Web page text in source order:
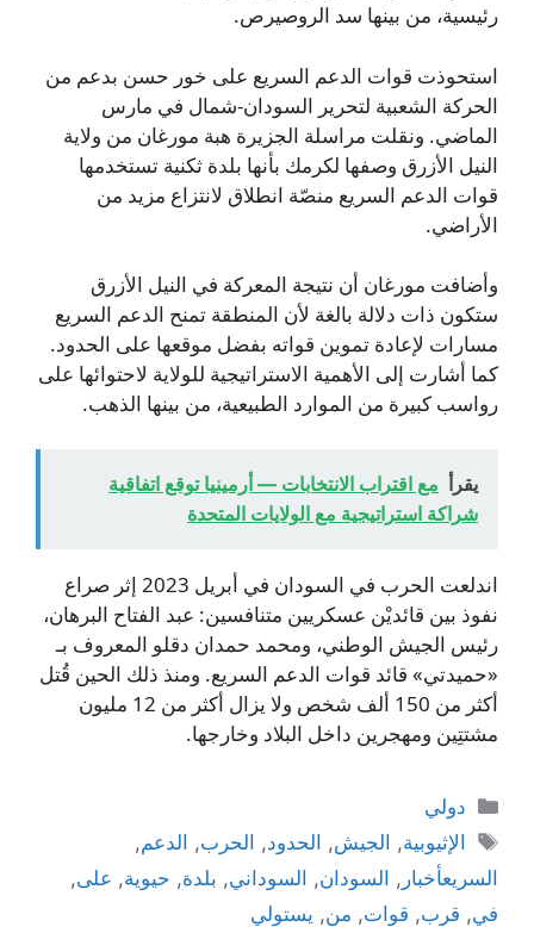
رئيسية، من بينها سد الروصيرص.
استحوذت قوات الدعم السريع على خور حسن بدعم من
الحركة الشعبية لتحرير السودان-شمال في مارس
الماضي. ونقلت مراسلة الجزيرة هبة مورغان من ولاية
النيل الأزرق وصفها لكرمك بأنها بلدة ثكنية تستخدمها
قوات الدعم السريع منصّة انطلاق لانتزاع مزيد من
الأراضي.
وأضافت مورغان أن نتيجة المعركة في النيل الأزرق
ستكون ذات دلالة بالغة لأن المنطقة تمنح الدعم السريع
مسارات لإعادة تموين قواته بفضل موقعها على الحدود.
كما أشارت إلى الأهمية الاستراتيجية للولاية لاحتوائها على
رواسب كبيرة من الموارد الطبيعية، من بينها الذهب.
يقرأ مع اقتراب الانتخابات — أرمينيا توقع اتفاقية
شراكة استراتيجية مع الولايات المتحدة
اندلعت الحرب في السودان في أبريل 2023 إثر صراع
نفوذ بين قائديْن عسكريين متنافسين: عبد الفتاح البرهان،
رئيس الجيش الوطني، ومحمد حمدان دقلو المعروف بـ
«حميدتي» قائد قوات الدعم السريع. ومنذ ذلك الحين قُتل
أكثر من 150 ألف شخص ولا يزال أكثر من 12 مليون
مشتتِين ومهجرين داخل البلاد وخارجها.
التصنيفات
دولي
الوسوم
الإثيوبية, الجيش, الحدود, الحرب, الدعم,
السريعأخبار , السودان, السوداني, بلدة, حيوية, على,
في, قرب, قوات, من, يستولي